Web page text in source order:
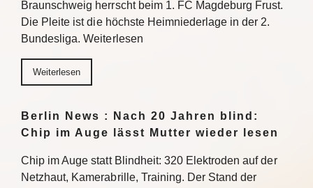
Braunschweig herrscht beim 1. FC Magdeburg Frust.
Die Pleite ist die höchste Heimniederlage in der 2.
Bundesliga. Weiterlesen
Weiterlesen
Berlin News : Nach 20 Jahren blind:
Chip im Auge lässt Mutter wieder lesen
Chip im Auge statt Blindheit: 320 Elektroden auf der
Netzhaut, Kamerabrille, Training. Der Stand der